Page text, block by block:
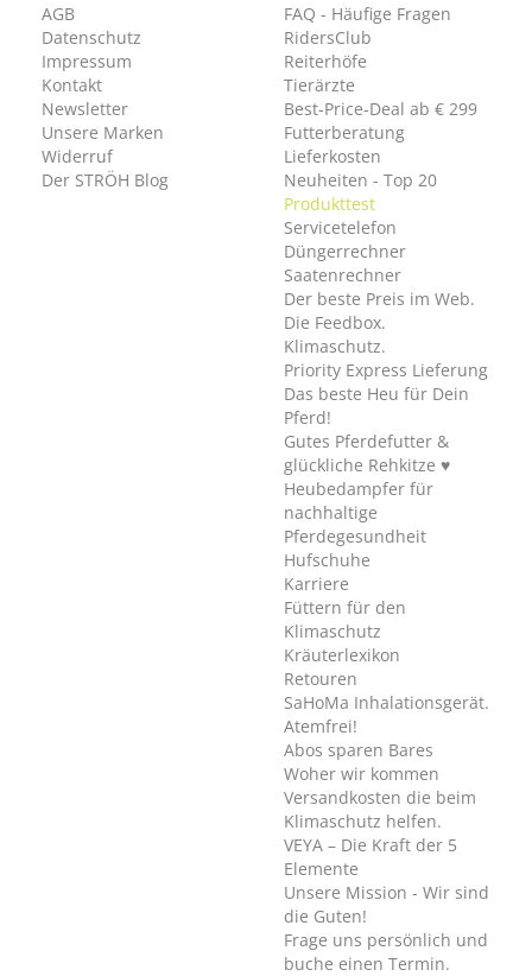
AGB
Datenschutz
Impressum
Kontakt
Newsletter
Unsere Marken
Widerruf
Der STRÖH Blog
FAQ - Häufige Fragen
RidersClub
Reiterhöfe
Tierärzte
Best-Price-Deal ab € 299
Futterberatung
Lieferkosten
Neuheiten - Top 20
Produkttest
Servicetelefon
Düngerrechner
Saatenrechner
Der beste Preis im Web.
Die Feedbox.
Klimaschutz.
Priority Express Lieferung
Das beste Heu für Dein
Pferd!
Gutes Pferdefutter &
glückliche Rehkitze ♥
Heubedampfer für
nachhaltige
Pferdegesundheit
Hufschuhe
Karriere
Füttern für den
Klimaschutz
Kräuterlexikon
Retouren
SaHoMa Inhalationsgerät.
Atemfrei!
Abos sparen Bares
Woher wir kommen
Versandkosten die beim
Klimaschutz helfen.
VEYA – Die Kraft der 5
Elemente
Unsere Mission - Wir sind
die Guten!
Frage uns persönlich und
buche einen Termin.